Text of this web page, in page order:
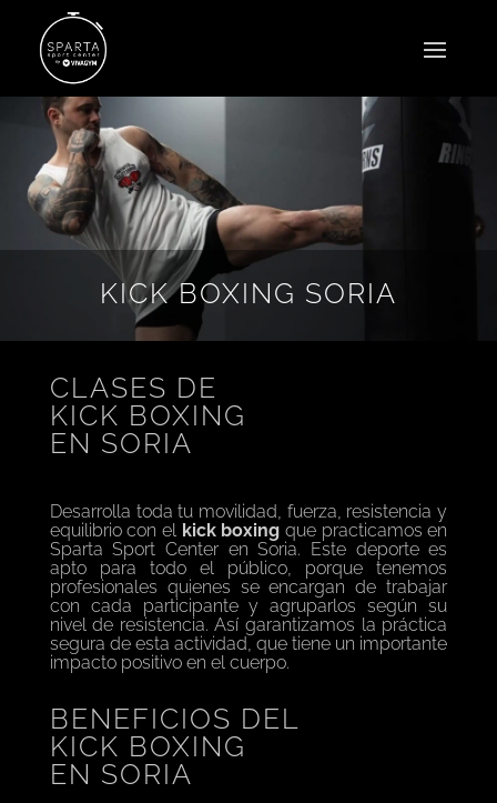
KICK BOXING SORIA
CLASES DE
KICK BOXING
EN SORIA
Desarrolla toda tu movilidad, fuerza, resistencia y
equilibrio con el kick boxing que practicamos en
Sparta Sport Center en Soria. Este deporte es
apto para todo el público, porque tenemos
profesionales quienes se encargan de trabajar
con cada participante y agruparlos según su
nivel de resistencia. Así garantizamos la práctica
segura de esta actividad, que tiene un importante
impacto positivo en el cuerpo.
BENEFICIOS DEL
KICK BOXING
EN SORIA